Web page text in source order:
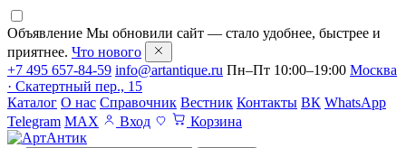
Объявление Мы обновили сайт — стало удобнее, быстрее и
приятнее. Что нового
+7 495 657-84-59 info@artantique.ru Пн–Пт 10:00–19:00 Москва
· Скатертный пер., 15
Каталог О нас Справочник Вестник Контакты ВК WhatsApp
Telegram MAX Вход Корзина